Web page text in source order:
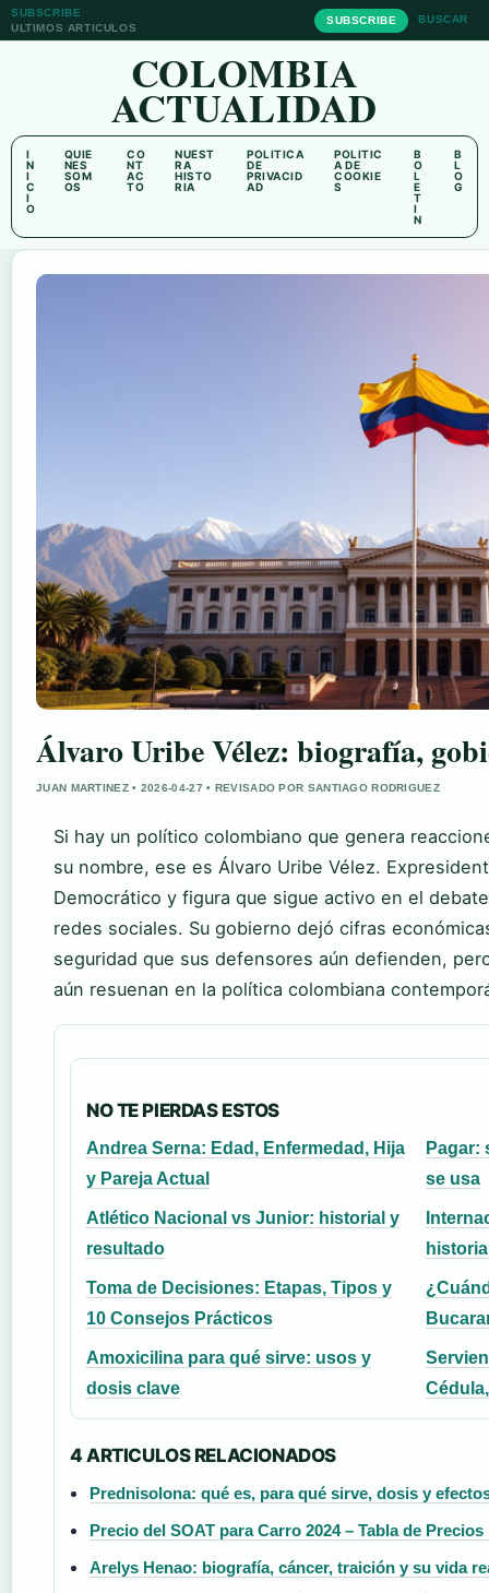
SUBSCRIBE
ULTIMOS ARTICULOS
SUBSCRIBE BUSCAR
COLOMBIA
ACTUALIDAD
I
N
I
C
I
O
QUIE
NES
SOM
OS
CO
NT
AC
TO
NUEST
RA
HISTO
RIA
POLITICA
DE
PRIVACID
AD
POLITIC
A DE
COOKIE
S
B
O
L
E
T
I
N
B
L
O
G
Álvaro Uribe Vélez: biografía,
JUAN MARTINEZ • 2026-04-27 • REVISADO POR SANTIAGO RODRIGUEZ
Si hay un político colombiano que genera
su nombre, ese es Álvaro Uribe Vélez.
Democrático y figura que sigue activo en el
redes sociales. Su gobierno dejó cifras
seguridad que sus defensores aún defienden,
aún resuenan en la política colombiana
NO TE PIERDAS ESTOS
Andrea Serna: Edad, Enfermedad, Hija
y Pareja Actual
Pagar:
se usa
Atlético Nacional vs Junior: historial y
resultado
Toma de Decisiones: Etapas, Tipos y
10 Consejos Prácticos
Amoxicilina para qué sirve: usos y
dosis clave
4 ARTICULOS RELACIONADOS
Prednisolona: qué es, para qué sirve, dosis y
Precio del SOAT para Carro 2024 – Tabla de
Arelys Henao: biografía, cáncer, traición y su vida